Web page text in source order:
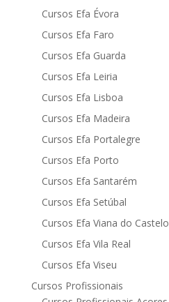
Cursos Efa Évora
Cursos Efa Faro
Cursos Efa Guarda
Cursos Efa Leiria
Cursos Efa Lisboa
Cursos Efa Madeira
Cursos Efa Portalegre
Cursos Efa Porto
Cursos Efa Santarém
Cursos Efa Setúbal
Cursos Efa Viana do Castelo
Cursos Efa Vila Real
Cursos Efa Viseu
Cursos Profissionais